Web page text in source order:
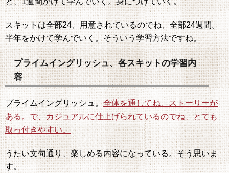
スキットは全部24、用意されているのでね、全部24週間。
半年をかけて学んでいく。そういう学習方法ですね。
プライムイングリッシュ、各スキットの学習内
容
プライムイングリッシュ。全体を通してね、ストーリーが
ある。で、カジュアルに仕上げられているのでね、とても
取っ付きやすい。
うたい文句通り、楽しめる内容になっている。そう思いま
す。